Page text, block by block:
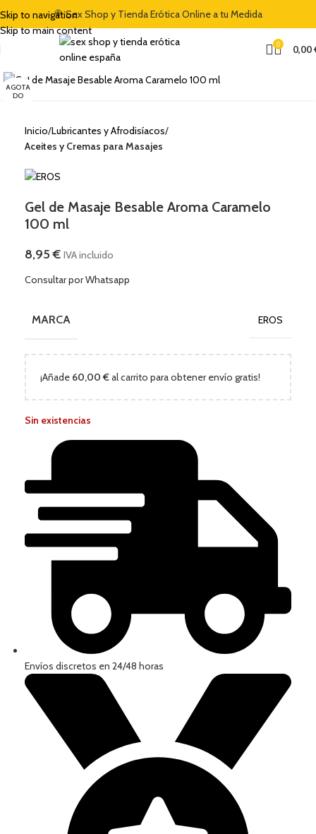
Skip to navigation
Skip to main content
🍭 Sex Shop y Tienda Erótica Online a tu Medida
0 0,00
AGOTA
DO
Clic para ampliar
Inicio Lubricantes y Afrodisíacos
Aceites y Cremas para Masajes
Gel de Masaje Besable Aroma Caramelo
100 ml
8,95€ IVA incluido
Consultar por Whatsapp
MARCA EROS
¡Añade 60,00 €al carrito para obtener envío gratis!
Sin existencias
Envíos discretos en 24/48 horas